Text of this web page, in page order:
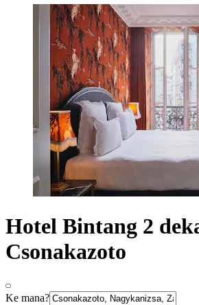
Hotel Bintang 2
Csonakazoto
Ke mana?